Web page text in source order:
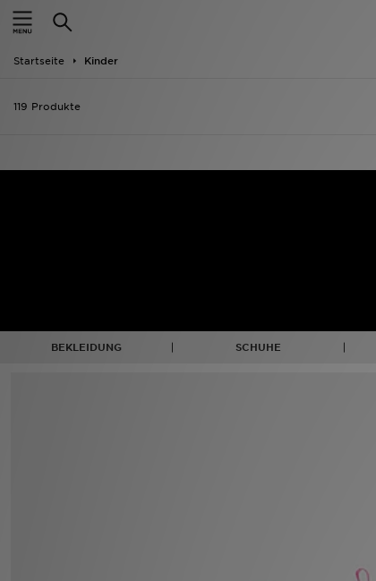
Startseite Kinder
119 Produkte
BEKLEIDUNG SCHUHE
Startseite
Marken